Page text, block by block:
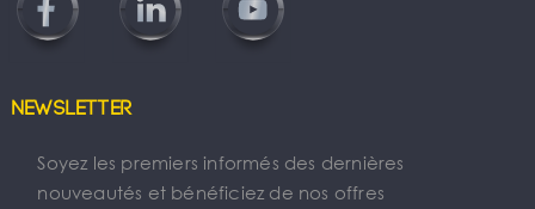
Newsletter
Soyez les premiers informés des dernières
nouveautés et bénéficiez de nos offres